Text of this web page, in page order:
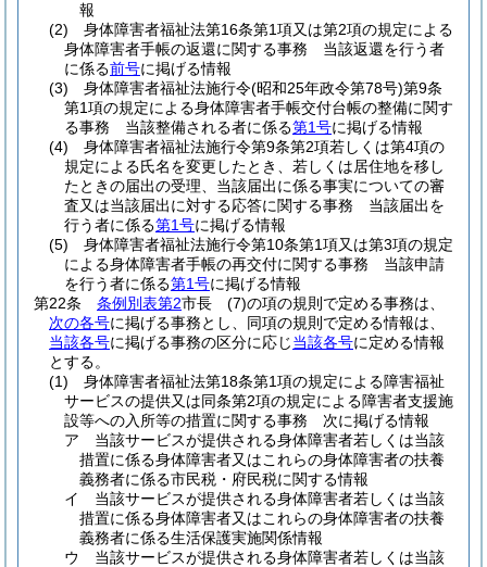
報
(2)
身体障害者福祉法第16条第1項又は第2項の規定による
身体障害者手帳の返還に関する事務 当該返還を行う者
に係る前号に掲げる情報
(3)
身体障害者福祉法施行令(昭和25年政令第78号)第9条
第1項の規定による身体障害者手帳交付台帳の整備に関す
る事務 当該整備される者に係る第1号に掲げる情報
(4)
身体障害者福祉法施行令第9条第2項若しくは第4項の
規定による氏名を変更したとき、若しくは居住地を移し
たときの届出の受理、当該届出に係る事実についての審
査又は当該届出に対する応答に関する事務 当該届出を
行う者に係る第1号に掲げる情報
(5)
身体障害者福祉法施行令第10条第1項又は第3項の規定
による身体障害者手帳の再交付に関する事務 当該申請
を行う者に係る第1号に掲げる情報
第22条
条例別表第2市長 (7)の項の規則で定める事務は、
次の各号に掲げる事務とし、同項の規則で定める情報は、
当該各号に掲げる事務の区分に応じ当該各号に定める情報
とする。
(1)
身体障害者福祉法第18条第1項の規定による障害福祉
サービスの提供又は同条第2項の規定による障害者支援施
設等への入所等の措置に関する事務 次に掲げる情報
ア
当該サービスが提供される身体障害者若しくは当該
措置に係る身体障害者又はこれらの身体障害者の扶養
義務者に係る市民税・府民税に関する情報
イ
当該サービスが提供される身体障害者若しくは当該
措置に係る身体障害者又はこれらの身体障害者の扶養
義務者に係る生活保護実施関係情報
ウ
当該サービスが提供される身体障害者若しくは当該